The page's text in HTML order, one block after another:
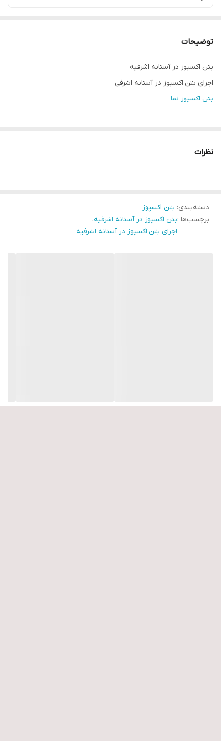
توضیحات
بتن اکسپوز در آستانه اشرفیه
اجرای بتن اکسپوز در آستانه اشرفی
بتن اکسپوز نما
نظرات
دسته‌بندی: بتن اکسپوز
برچسب‌ها :بتن اکسپوز در آستانه اشرفیه،
اجرای بتن اکسپوز در آستانه اشرفیه